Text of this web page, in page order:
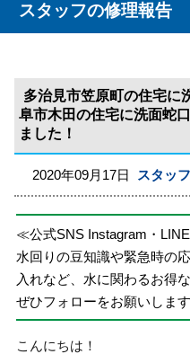
スタッフの修理報告
多治見市笠原町の住宅に
阜市木田の住宅に洗面蛇
ました！
2020年09月17日 スタッ
≪公式SNS Instagram・
水回りの豆知識や緊急時の
入れなど、水に関わるお得
ぜひフォローをお願いします
こんにちは！